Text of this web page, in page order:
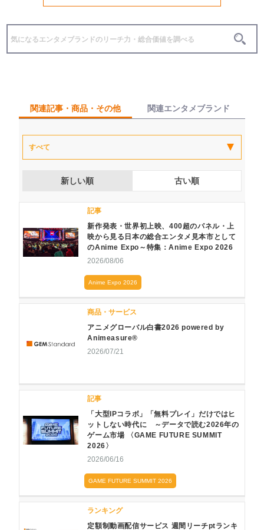
関連記事・商品・その他 関連エンタメブランド
新しい順 古い順
記事
新作発表・世界初上映、400超のパネル・上
映から見る日本の総合エンタメ見本市として
のAnime Expo～特集：Anime Expo 2026
2026/08/06
Anime Expo 2026
商品・サービス
アニメグローバル白書2026 powered by
Animeasure®
2026/07/21
記事
「大型IPコラボ」「無料プレイ」だけではヒ
ットしない時代に ～データで読む2026年の
ゲーム市場 〈GAME FUTURE SUMMIT
2026〉
2026/06/16
GAME FUTURE SUMMIT 2026
ランキング
定額制動画配信サービス 週間リーチptランキ